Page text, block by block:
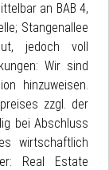
an BAB 4,
Stangenallee
jedoch voll
Wir sind
hinzuweisen.
zzgl. der
bei Abschluss
wirtschaftlich
Real Estate